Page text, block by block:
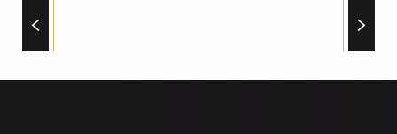
ADAM'NATURE
SAINT LARY AMBULANCES
BORNE RECHARGE VOITURE ELECTRIQUE OFFICE